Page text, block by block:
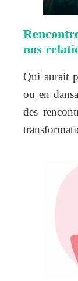
nos
Qui aurait
ou en
des